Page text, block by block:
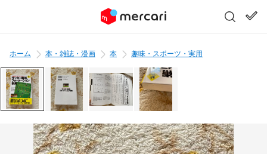
ホーム 本・雑誌・漫画 本 趣味・スポーツ・実用